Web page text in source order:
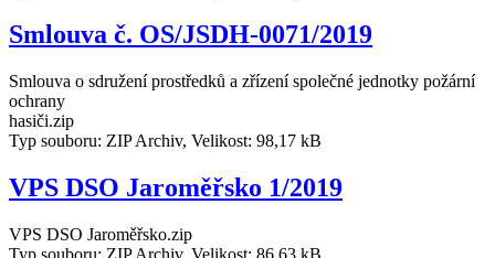
Smlouva č. OS/JSDH-0071/2019
Smlouva o sdružení prostředků a zřízení společné jednotky požární
ochrany
hasiči.zip
Typ souboru: ZIP Archiv, Velikost: 98,17 kB
VPS DSO Jaroměřsko 1/2019
VPS DSO Jaroměřsko.zip
Typ souboru: ZIP Archiv, Velikost: 86,63 kB